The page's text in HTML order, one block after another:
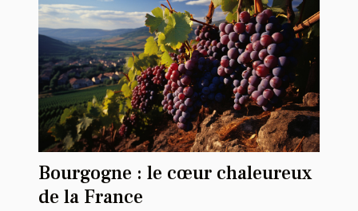
Bourgogne : le cœur chaleureux
de la France